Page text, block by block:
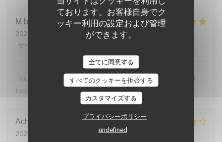
ております。お客様自身でク
ッキー利用の設定および管理
ができます。
全てに同意する
すべてのクッキーを拒否する
カスタマイズする
プライバシーポリシー
undefined
M bouchon F
2026-07-24
- 19:30 - ゲスト 2
サービス
Toujours Aussi bon avec les produits locaux, l'accueil et au
top. Lo
Achim
2026-07-24
- 19:30 - ゲスト 2